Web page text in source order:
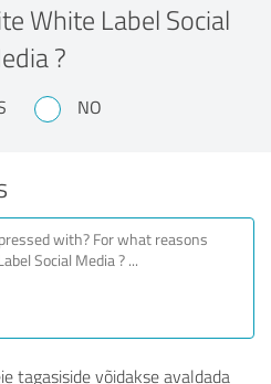
White Label Social
?
NO
tagasiside võidakse avaldada